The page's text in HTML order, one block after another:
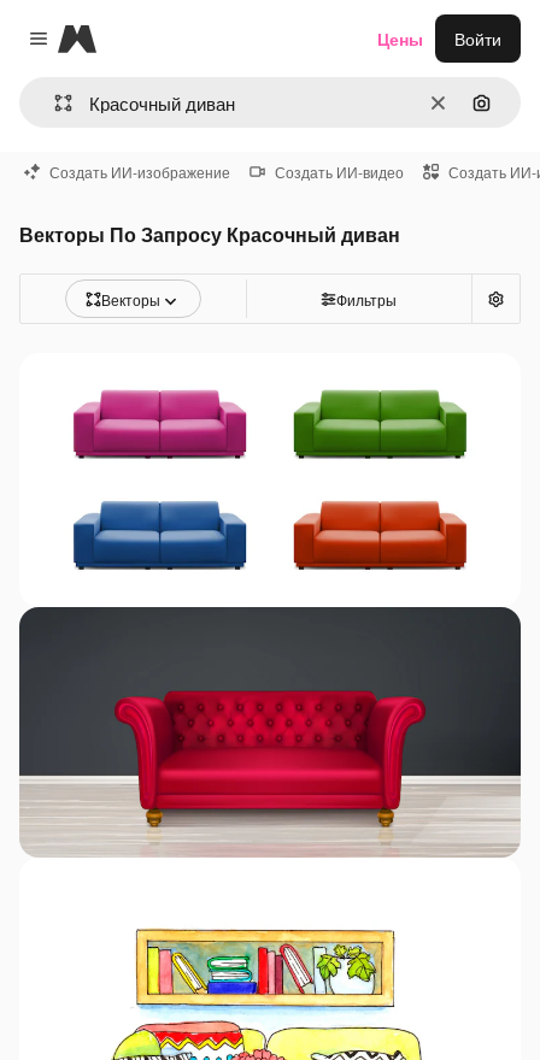
Close menu
Magnific
ОчиститьПоиск
Цены Войти
Создать ИИ-изображение Создать ИИ-видео Создать ИИ-
Векторы По Запросу Красочный диван
Векторы Фильтры